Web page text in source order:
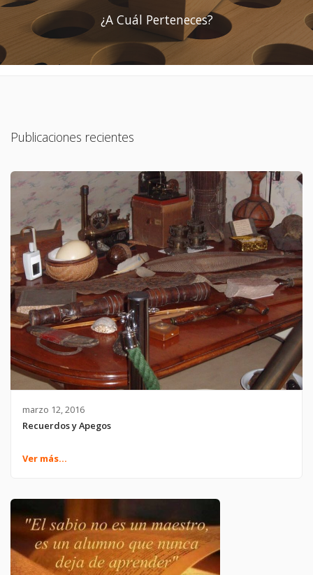
¿A Cuál Perteneces?
Publicaciones recientes
marzo 12, 2016
Recuerdos y Apegos
Ver más...